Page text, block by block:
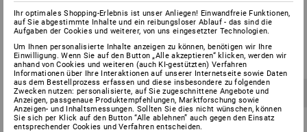
Ihr optimales Shopping-Erlebnis ist unser Anliegen! Einwandfreie Funktionen,
auf Sie abgestimmte Inhalte und ein reibungsloser Ablauf - das sind die
Aufgaben der Cookies und weiterer, von uns eingesetzter Technologien.
Um Ihnen personalisierte Inhalte anzeigen zu können, benötigen wir Ihre
Einwilligung. Wenn Sie auf den Button „Alle akzeptieren“ klicken, werden wir
anhand von Cookies und weiteren (auch KI-gestützten) Verfahren
Informationen über Ihre Interaktionen auf unserer Internetseite sowie Daten
aus dem Bestellprozess erfassen und diese insbesondere zu folgenden
Zwecken nutzen: personalisierte, auf Sie zugeschnittene Angebote und
Anzeigen, passgenaue Produktempfehlungen, Marktforschung sowie
Anzeigen- und Inhaltsmessungen. Sollten Sie dies nicht wünschen, können
Sie sich per Klick auf den Button “Alle ablehnen” auch gegen den Einsatz
entsprechender Cookies und Verfahren entscheiden.